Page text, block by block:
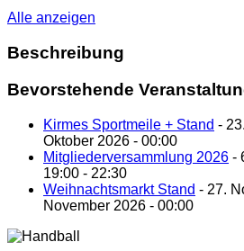
Alle anzeigen
Beschreibung
Bevorstehende
Kirmes Sportmeile + Stand -
Oktober 2026 - 00:00
Mitgliederversammlung 2026 -
19:00 - 22:30
Weihnachtsmarkt Stand - 27.
November 2026 - 00:00